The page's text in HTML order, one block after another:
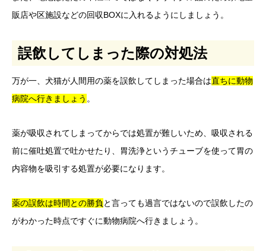
販店や区施設などの回収BOXに入れるようにしましょう。
誤飲してしまった際の対処法
万が一、犬猫が人間用の薬を誤飲してしまった場合は直ちに動物
病院へ行きましょう 。
薬が吸収されてしまってからでは処置が難しいため、吸収される
前に催吐処置で吐かせたり、胃洗浄というチューブを使って胃の
内容物を吸引する処置が必要になります。
薬の誤飲は時間との勝負 と言っても過言ではないので誤飲したの
がわかった時点ですぐに動物病院へ行きましょう。